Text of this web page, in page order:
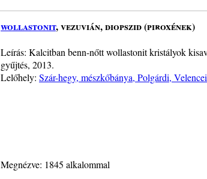
wollastonit, vezuvián, diopszid (piroxének)
Leírás: Kalcitban benn-nőtt wollastonit kristályok
gyűjtés, 2013.
Lelőhely: Szár-hegy, mészkőbánya, Polgárdi,
Megnézve: 1845 alkalommal